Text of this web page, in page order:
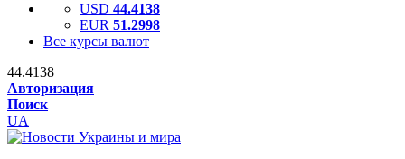
USD 44.4138
EUR 51.2998
Все курсы валют
44.4138
Авторизация
Поиск
UA